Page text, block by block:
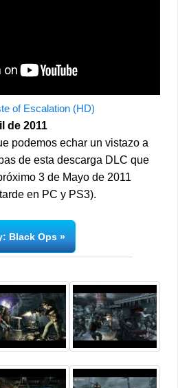
of Escalation (HD)
de 2011
podemos echar un vistazo a
de esta descarga DLC que
3 de Mayo de 2011
en PC y PS3).
Black Ops